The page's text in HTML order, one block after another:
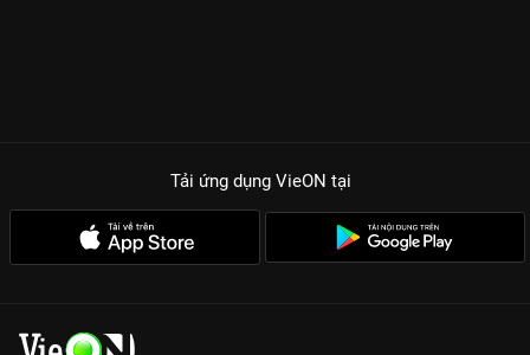
Tải ứng dụng VieON tại